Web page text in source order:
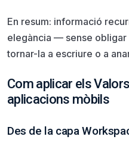
En resum: informació
elegància — sense obligar
tornar-la a escriure o a
Com aplicar els
aplicacions mòbils
Des de la capa